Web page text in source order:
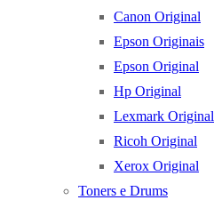
Canon Original
Epson Originais
Epson Original
Hp Original
Lexmark Original
Ricoh Original
Xerox Original
Toners e Drums